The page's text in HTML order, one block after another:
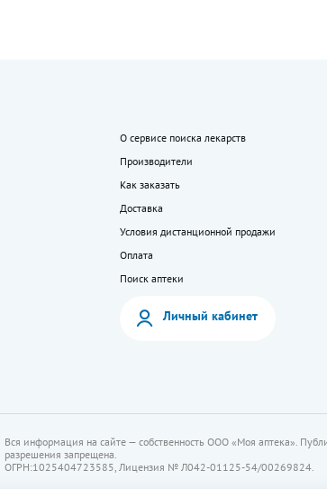
О сервисе поиска лекарств
Производители
Как заказать
Доставка
Условия дистанционной продажи
Оплата
Поиск аптеки
Личный кабинет
Вся информация на сайте — собственность ООО «Моя аптека».
разрешения запрещена.
ОГРН:1025404723585, Лицензия № Л042-01125-54/00269824.